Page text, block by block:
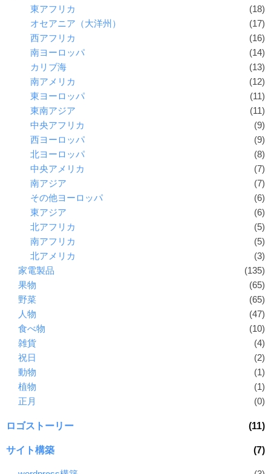
東アフリカ
(18)
オセアニア（大洋州）
(17)
西アフリカ
(16)
南ヨーロッパ
(14)
カリブ海
(13)
南アメリカ
(12)
東ヨーロッパ
(11)
東南アジア
(11)
中央アフリカ
(9)
西ヨーロッパ
(9)
北ヨーロッパ
(8)
中央アメリカ
(7)
南アジア
(7)
その他ヨーロッパ
(6)
東アジア
(6)
北アフリカ
(5)
南アフリカ
(5)
北アメリカ
(3)
家電製品
(135)
果物
(65)
野菜
(65)
人物
(47)
食べ物
(10)
雑貨
(4)
祝日
(2)
動物
(1)
植物
(1)
正月
(0)
ロゴストーリー (11)
サイト構築 (7)